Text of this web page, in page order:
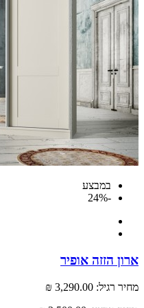
במבצע
הזזה אופיר
רגיל: 3,290.00 ₪